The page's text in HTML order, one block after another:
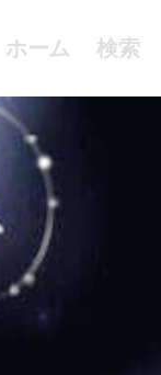
ホーム 検索